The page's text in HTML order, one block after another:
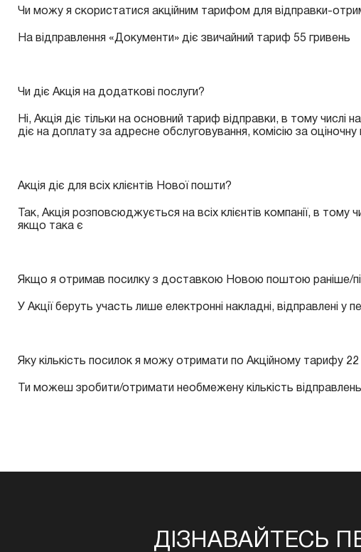
Чи можу я скористатися акційним тарифом для відправки-
На відправлення «Документи» діє звичайний тариф 55 гривень
Чи діє Акція на додаткові послуги?
Ні, Акція діє тільки на основний тариф відправки, в тому
діє на доплату за адресне обслуговування, комісію за оціночну
Акція діє для всіх клієнтів Нової пошти?
Так, Акція розповсюджується на всіх клієнтів компанії, в тому
якщо така є
Якщо я отримав посилку з доставкою Новою поштою раніше/
У Акції беруть участь лише електронні накладні, відправлені у
Яку кількість посилок я можу отримати по Акційному тарифу
Ти можеш зробити/отримати необмежену кількість
ДІЗНАВАЙТЕСЬ